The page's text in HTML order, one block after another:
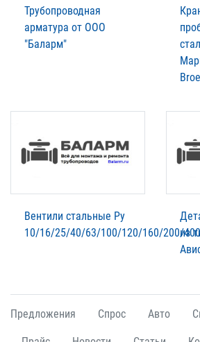
Трубопроводная
арматура от ООО
"Баларм"
Вентили стальные Ру
10/16/25/40/63/100/120/160/200/400
из
Предложения Спрос Авто